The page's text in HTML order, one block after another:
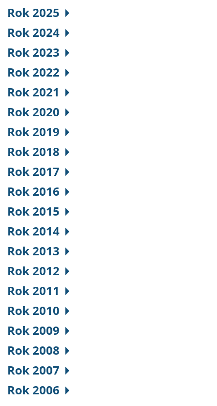
Rok 2025
Rok 2024
Rok 2023
Rok 2022
Rok 2021
Rok 2020
Rok 2019
Rok 2018
Rok 2017
Rok 2016
Rok 2015
Rok 2014
Rok 2013
Rok 2012
Rok 2011
Rok 2010
Rok 2009
Rok 2008
Rok 2007
Rok 2006